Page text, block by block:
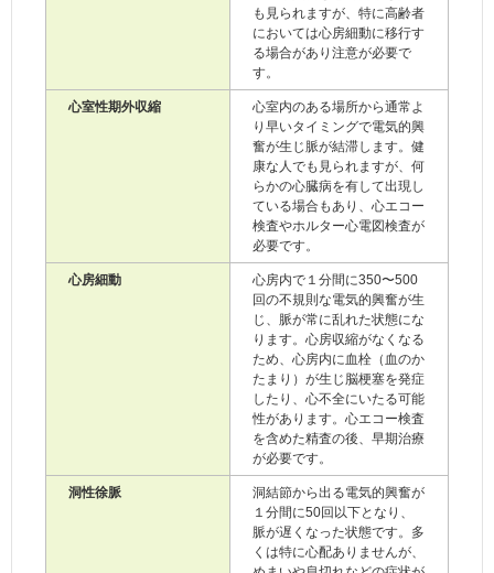
も見られますが、特に高齢者
においては心房細動に移行す
る場合があり注意が必要で
す。
心室性期外収縮
心室内のある場所から通常よ
り早いタイミングで電気的興
奮が生じ脈が結滞します。健
康な人でも見られますが、何
らかの心臓病を有して出現し
ている場合もあり、心エコー
検査やホルター心電図検査が
必要です。
心房細動
心房内で１分間に350〜500
回の不規則な電気的興奮が生
じ、脈が常に乱れた状態にな
ります。心房収縮がなくなる
ため、心房内に血栓（血のか
たまり）が生じ脳梗塞を発症
したり、心不全にいたる可能
性があります。心エコー検査
を含めた精査の後、早期治療
が必要です。
洞性徐脈
洞結節から出る電気的興奮が
１分間に50回以下となり、
脈が遅くなった状態です。多
くは特に心配ありませんが、